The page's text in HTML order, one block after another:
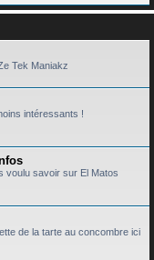
Tek Maniakz
intéressants !
voulu savoir sur El Matos
de la tarte au concombre ici